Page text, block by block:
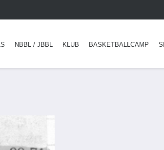
NBBL / JBBL KLUB BASKETBALLCAMP